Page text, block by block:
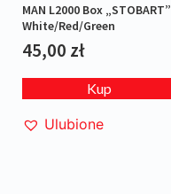
MAN L2000 Box „STOBART”
White/Red/Green
45,00 zł
Kup
Ulubione